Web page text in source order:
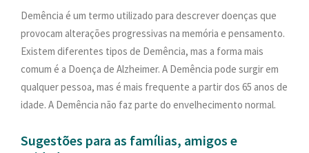
Demência é um termo utilizado para descrever doenças que
provocam alterações progressivas na memória e pensamento.
Existem diferentes tipos de Demência, mas a forma mais
comum é a Doença de Alzheimer. A Demência pode surgir em
qualquer pessoa, mas é mais frequente a partir dos 65 anos de
idade. A Demência não faz parte do envelhecimento normal.
Sugestões para as famílias, amigos e